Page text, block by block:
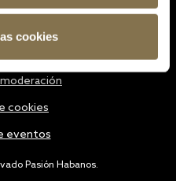
cookies
Pasión Habanos.
cookies
eventos